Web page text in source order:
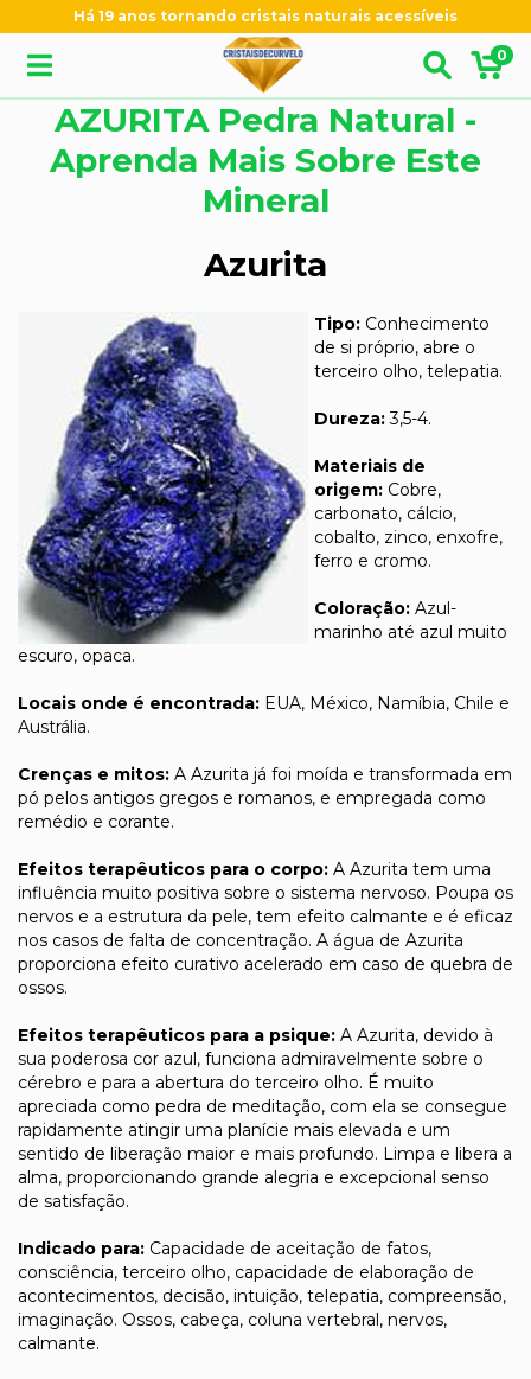
Há 19 anos tornando cristais naturais acessíveis
0
AZURITA Pedra Natural -
Aprenda Mais Sobre Este
Mineral
Azurita
Tipo: Conhecimento
de si próprio, abre o
terceiro olho, telepatia.
Dureza:3,5-4.
Materiais de
origem: Cobre,
carbonato, cálcio,
cobalto, zinco, enxofre,
ferro e cromo.
Coloração: Azul-
marinho até azul muito
escuro, opaca.
Locais onde é encontrada: EUA, México, Namíbia, Chile e
Austrália.
Crenças e mitos: A Azurita já foi moída e transformada em
pó pelos antigos gregos e romanos, e empregada como
remédio e corante.
Efeitos terapêuticos para o corpo: A Azurita tem uma
influência muito positiva sobre o sistema nervoso. Poupa os
nervos e a estrutura da pele, tem efeito calmante e é eficaz
nos casos de falta de concentração. A água de Azurita
proporciona efeito curativo acelerado em caso de quebra de
ossos.
Efeitos terapêuticos para a psique: A Azurita, devido à
sua poderosa cor azul, funciona admiravelmente sobre o
cérebro e para a abertura do terceiro olho. É muito
apreciada como pedra de meditação, com ela se consegue
rapidamente atingir uma planície mais elevada e um
sentido de liberação maior e mais profundo. Limpa e libera a
alma, proporcionando grande alegria e excepcional senso
de satisfação.
Indicado para: Capacidade de aceitação de fatos,
consciência, terceiro olho, capacidade de elaboração de
acontecimentos, decisão, intuição, telepatia, compreensão,
imaginação. Ossos, cabeça, coluna vertebral, nervos,
calmante.